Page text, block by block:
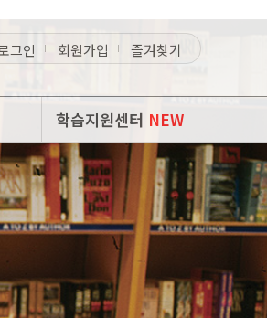
그인 회원가입 즐겨찾기
학습지원센터 NEW